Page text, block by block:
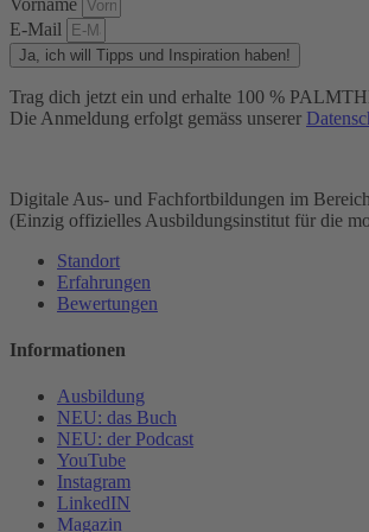
E-Mail
Ja, ich will Tipps und Inspiration haben!
Trag dich jetzt ein und erhalte 100 %
Die Anmeldung erfolgt gemäss unserer
Digitale Aus- und Fachfortbildungen im
(Einzig offizielles Ausbildungsinstitut für die
Standort
Erfahrungen
Bewertungen
Informationen
Ausbildung
NEU: das Buch
NEU: der Podcast
YouTube
Instagram
LinkedIN
Magazin